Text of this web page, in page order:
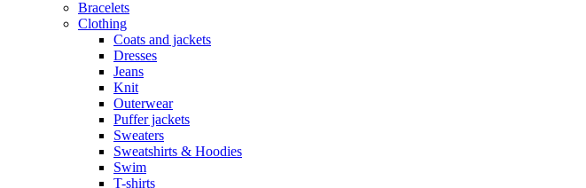
Bracelets
Clothing
Coats and jackets
Dresses
Jeans
Knit
Outerwear
Puffer jackets
Sweaters
Sweatshirts & Hoodies
Swim
T-shirts